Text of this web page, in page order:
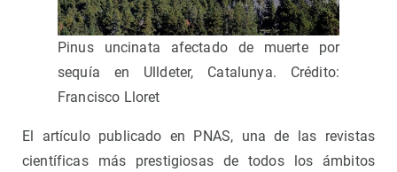
Pinus uncinata afectado de muerte por
sequía en Ulldeter, Catalunya. Crédito:
Francisco Lloret
El artículo publicado en PNAS, una de las revistas
científicas más prestigiosas de todos los ámbitos